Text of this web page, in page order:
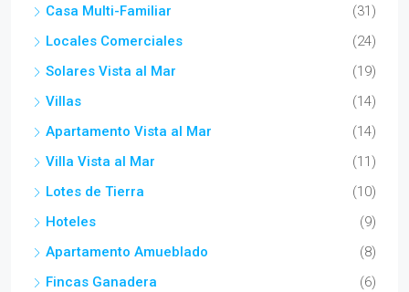
Casa Multi-Familiar
(31)
Locales Comerciales
(24)
Solares Vista al Mar
(19)
Villas
(14)
Apartamento Vista al Mar
(14)
Villa Vista al Mar
(11)
Lotes de Tierra
(10)
Hoteles
(9)
Apartamento Amueblado
(8)
Fincas Ganadera
(6)